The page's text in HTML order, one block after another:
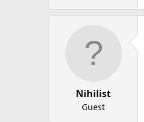
Nihilist
Guest